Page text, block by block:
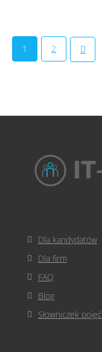
1 2
Dla kandydatów
Dla firm
FAQ
Blog
Słowniczek pojęć